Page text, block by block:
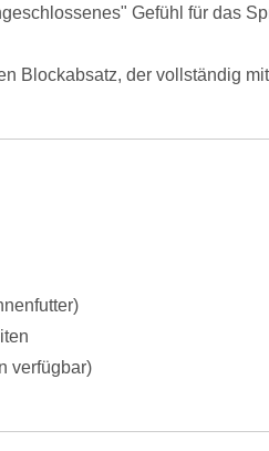
Gefühl für das
Blockabsatz, der vollständig
verfügbar)